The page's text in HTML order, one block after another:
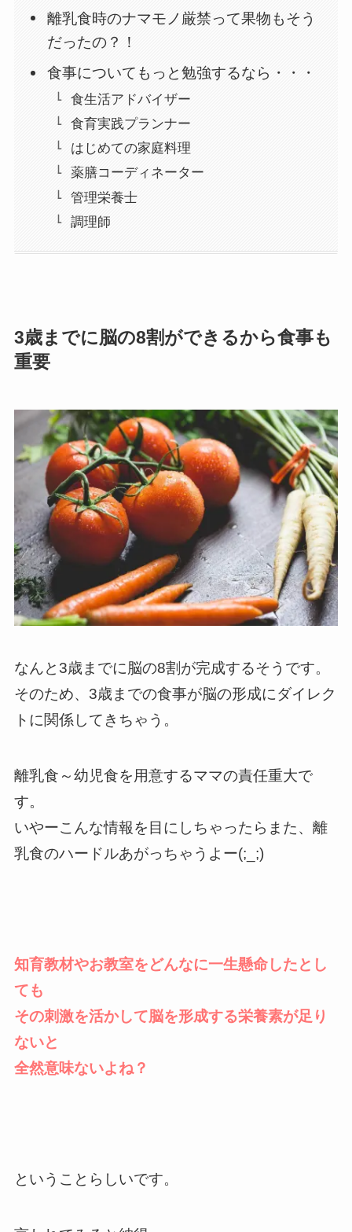
離乳食時のナマモノ厳禁って果物もそう
だったの？！
食事についてもっと勉強するなら・・・
食生活アドバイザー
食育実践プランナー
はじめての家庭料理
薬膳コーディネーター
管理栄養士
調理師
3歳までに脳の8割ができるから食事も
重要
なんと3歳までに脳の8割が完成するそうです。
そのため、3歳までの食事が脳の形成にダイレク
トに関係してきちゃう。
離乳食～幼児食を用意するママの責任重大で
す。
いやーこんな情報を目にしちゃったらまた、離
乳食のハードルあがっちゃうよー(;_;)
知育教材やお教室をどんなに一生懸命したとし
ても
その刺激を活かして脳を形成する栄養素が足り
ないと
全然意味ないよね？
ということらしいです。